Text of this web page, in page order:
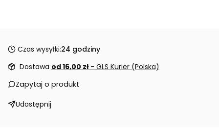
Czas wysyłki:24 godziny
Dostawa od 16,00 zł - GLS Kurier (Polska)
Zapytaj o produkt
Udostępnij